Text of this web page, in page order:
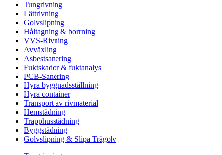
Tungrivning
Lättrivning
Golvslipning
Håltagning & borrning
VVS-Rivning
Avväxling
Asbestsanering
Fuktskador & fuktanalys
PCB-Sanering
Hyra byggnadsställning
Hyra container
Transport av rivmaterial
Hemstädning
Trapphusstädning
Byggstädning
Golvslipning & Slipa Trägolv